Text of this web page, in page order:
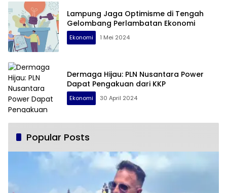
Lampung Jaga Optimisme di Tengah
Gelombang Perlambatan Ekonomi
Ekonomi 1 Mei 2024
Dermaga Hijau: PLN Nusantara Power
Dapat Pengakuan dari KKP
Ekonomi 30 April 2024
Popular Posts